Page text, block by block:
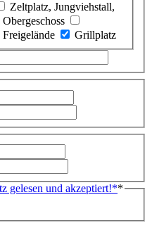
Zeltplatz, Jungviehstall,
Obergeschoss
Freigelände
Grillplatz
gelesen und akzeptiert!**